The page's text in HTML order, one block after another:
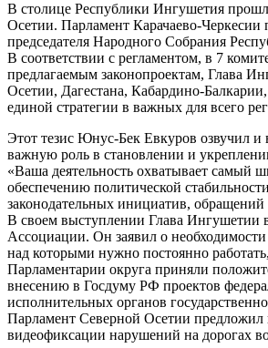
В столице Республики Ингушетия
Осетии. Парламент Карачаево-Черкесии
председателя Народного Собрания
В соответствии с регламентом, в 7
предлагаемым законопроектам, Глава
Осетии, Дагестана, Кабардино-
единой стратегии в важных для всего
Этот тезис Юнус-Бек Евкуров озвучил и
важную роль в становлении и
«Ваша деятельность охватывает самый
обеспечению политической
законодательных инициатив,
В своем выступлении Глава Ингушетии
Ассоциации. Он заявил о
над которыми нужно постоянно
Парламентарии округа приняли
внесению в Госдуму РФ проектов
исполнительных органов
Парламент Северной Осетии предложил
видеофиксации нарушений на дорогах